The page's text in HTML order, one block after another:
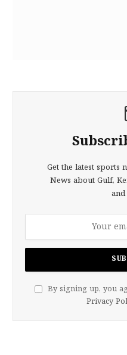
Get the latest sports
News about Gulf,
By signing up, you
Privacy